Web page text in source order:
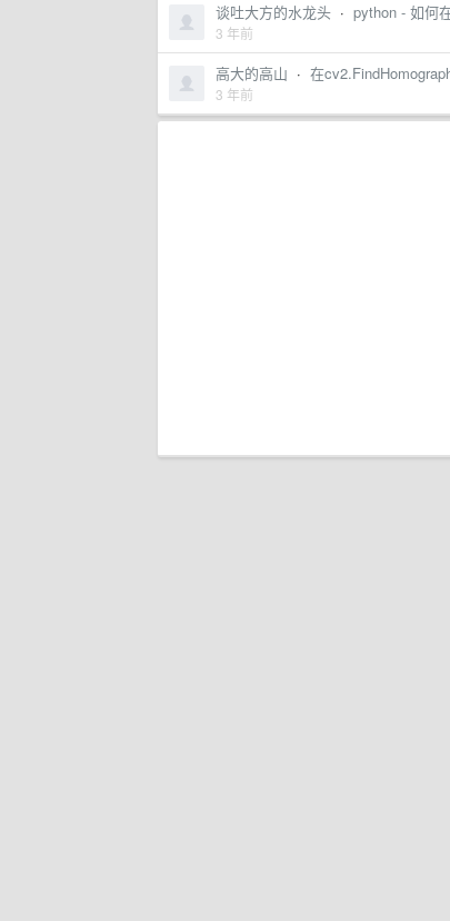
谈吐大方的水龙头 · python - 如何
3 年前
高大的高山 · 在
3 年前